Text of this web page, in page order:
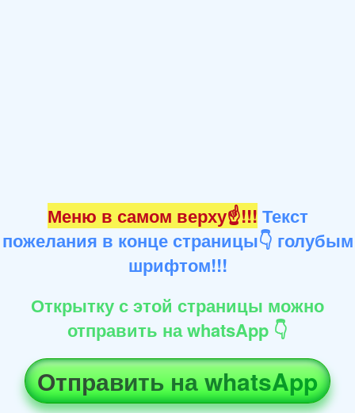
Меню в самом верху☝!!! Текст
пожелания в конце страницы👇 голубым
шрифтом!!!
Открытку с этой страницы можно
отправить на whatsApp 👇
Отправить на whatsApp